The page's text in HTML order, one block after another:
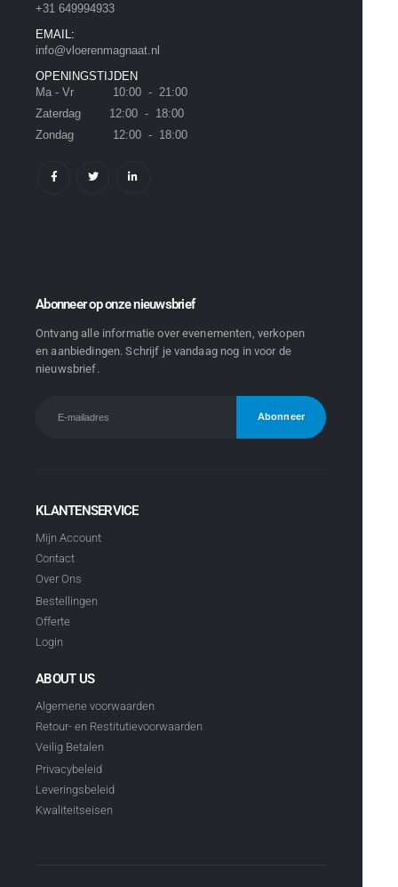
+31 649994933
EMAIL:
info@vloerenmagnaat.nl
OPENINGSTIJDEN
Ma - Vr 10:00 - 21:00
Zaterdag 12:00 - 18:00
Zondag 12:00 - 18:00
Abonneer op onze nieuwsbrief
Ontvang alle informatie over evenementen, verkopen
en aanbiedingen. Schrijf je vandaag nog in voor de
nieuwsbrief.
KLANTENSERVICE
Mijn Account
Contact
Over Ons
Bestellingen
Offerte
Login
ABOUT US
Algemene voorwaarden
Retour- en Restitutievoorwaarden
Veilig Betalen
Privacybeleid
Leveringsbeleid
Kwaliteitseisen